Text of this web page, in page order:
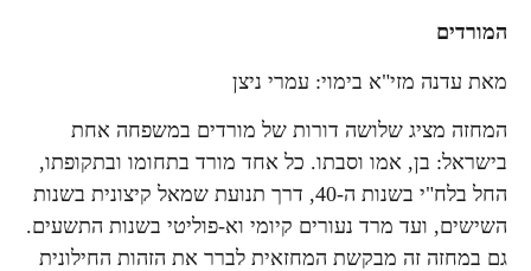
המורדים
מאת עדנה מזי"א בימוי: עמרי ניצן
המחזה מציג שלושה דורות של מורדים במשפחה אחת
בישראל: בן, אמו וסבתו. כל אחד מורד בתחומו ובתקופתו,
החל בלח"י בשנות ה-40, דרך תנועת שמאל קיצונית בשנות
השישים, ועד מרד נעורים קיומי וא-פוליטי בשנות התשעים.
גם במחזה זה מבקשת המחזאית לברר את הזהות החילונית